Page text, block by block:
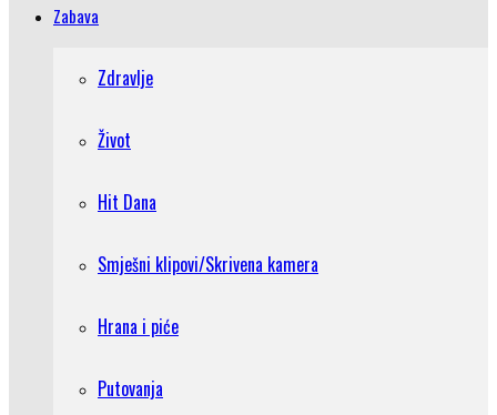
Zabava
Zdravlje
Život
Hit Dana
Smješni klipovi/Skrivena kamera
Hrana i piće
Putovanja